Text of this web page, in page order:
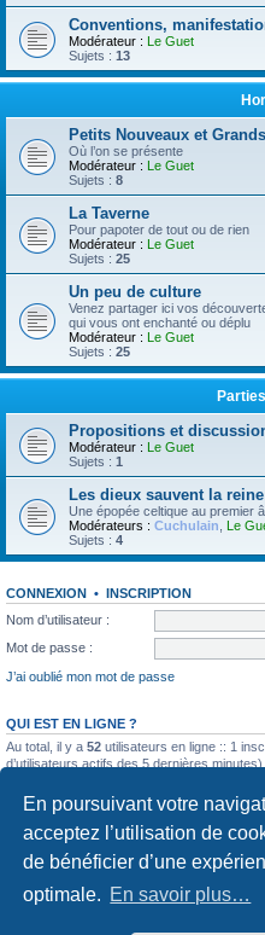
En poursuivant votre
acceptez l’utilisation de
de bénéficier d’une
optimale. En savoir plus…
Conventions,
Modérateur : Le Guet
Sujets : 13
Petits Nouveaux et
Où l’on se présente
Modérateur : Le Guet
Sujets : 8
La Taverne
Pour papoter de tout ou de rien
Modérateur : Le Guet
Sujets : 25
Un peu de culture
Venez partager ici vos
qui vous ont enchanté ou déplu
Modérateur : Le Guet
Sujets : 25
Propositions et
Modérateur : Le Guet
Sujets : 1
Les dieux sauvent la reine
Une épopée celtique au premier
Modérateurs : Cuchulain
Le
Sujets : 4
CONNEXION • INSCRIPTION
Nom d’utilisateur :
Mot de passe :
J’ai oublié mon mot de passe
QUI EST EN LIGNE ?
Au total, il y a 52 utilisateurs en ligne :: 1
d’utilisateurs actifs des 5 dernières minutes)
12:57
STATISTIQUES
6352messages •442 sujets •770membres